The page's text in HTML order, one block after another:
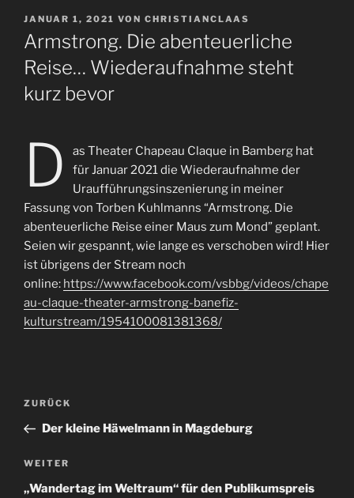
VERÖFFENTLICHT
AM
JANUAR 1, 2021 VON CHRISTIANCLAAS
Armstrong. Die abenteuerliche
Reise… Wiederaufnahme steht
kurz bevor
D
as Theater Chapeau Claque in Bamberg hat
für Januar 2021 die Wiederaufnahme der
Uraufführungsinszenierung in meiner
Fassung von Torben Kuhlmanns “Armstrong. Die
abenteuerliche Reise einer Maus zum Mond” geplant.
Seien wir gespannt, wie lange es verschoben wird! Hier
ist übrigens der Stream noch
online: https://www.facebook.com/vsbbg/videos/chape
au-claque-theater-armstrong-banefiz-
kulturstream/1954100081381368/
Beitragsnavigation
Vorheriger
Beitrag
ZURÜCK
Der kleine Häwelmann in Magdeburg
Nächster
Beitrag
WEITER
„Wandertag im Weltraum“ für den Publikumspreis